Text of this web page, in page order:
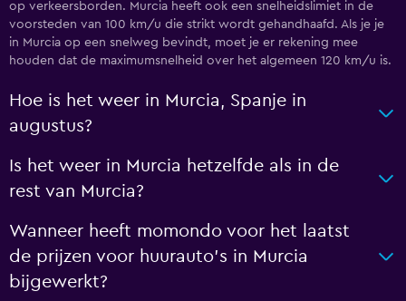
op verkeersborden. Murcia heeft ook een snelheidslimiet in de
voorsteden van 100 km/u die strikt wordt gehandhaafd. Als je je
in Murcia op een snelweg bevindt, moet je er rekening mee
houden dat de maximumsnelheid over het algemeen 120 km/u is.
Hoe is het weer in Murcia, Spanje in
augustus?
Is het weer in Murcia hetzelfde als in de
rest van Murcia?
Wanneer heeft momondo voor het laatst
de prijzen voor huurauto's in Murcia
bijgewerkt?